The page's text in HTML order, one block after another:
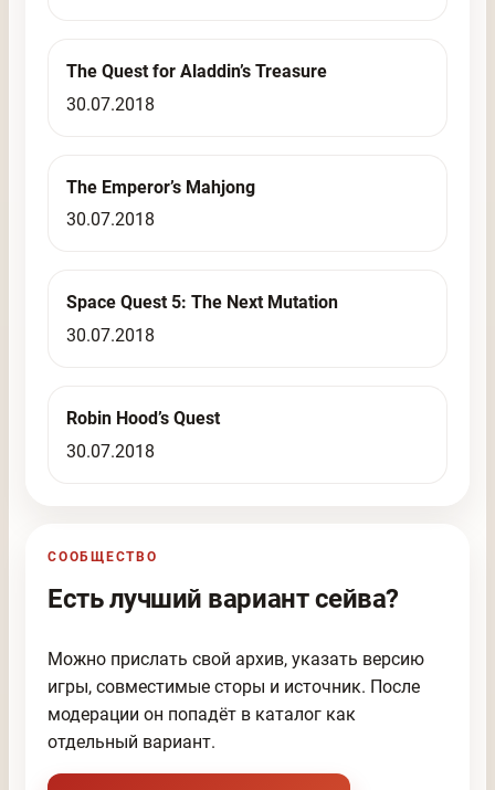
The Quest for Aladdin’s Treasure
30.07.2018
The Emperor’s Mahjong
30.07.2018
Space Quest 5: The Next Mutation
30.07.2018
Robin Hood’s Quest
30.07.2018
СООБЩЕСТВО
Есть лучший вариант сейва?
Можно прислать свой архив, указать версию
игры, совместимые сторы и источник. После
модерации он попадёт в каталог как
отдельный вариант.